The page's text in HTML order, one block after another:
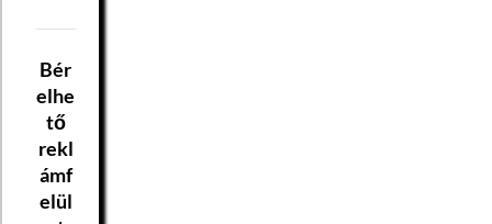
Bér
elhe
tő
rekl
ámf
elül